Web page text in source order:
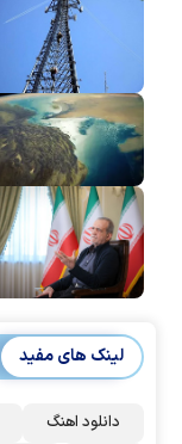
لینک های مفید
دانلود اهنگ